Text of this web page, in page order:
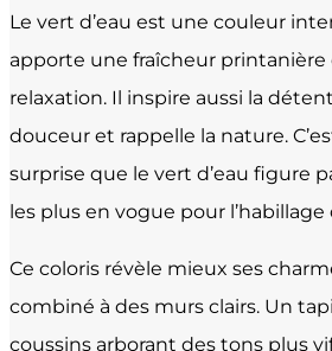
Le vert d’eau est une couleur
apporte une fraîcheur printanière
relaxation. Il inspire aussi la
douceur et rappelle la nature.
surprise que le vert d’eau figure
les plus en vogue pour l’habillage
Ce coloris révèle mieux ses
combiné à des murs clairs. Un
coussins arborant des tons plus